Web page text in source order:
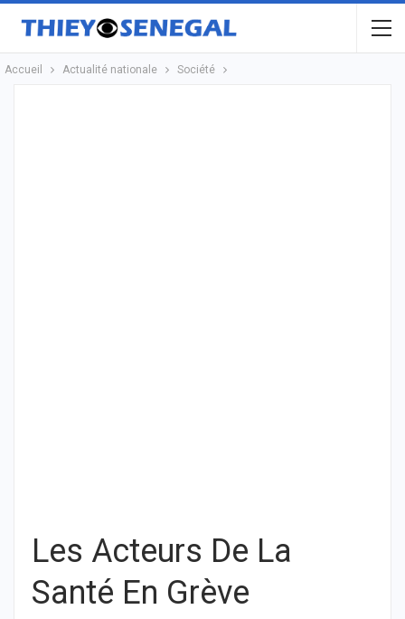
Accueil Actualité nationale Société
Les Acteurs De La
Santé En Grève